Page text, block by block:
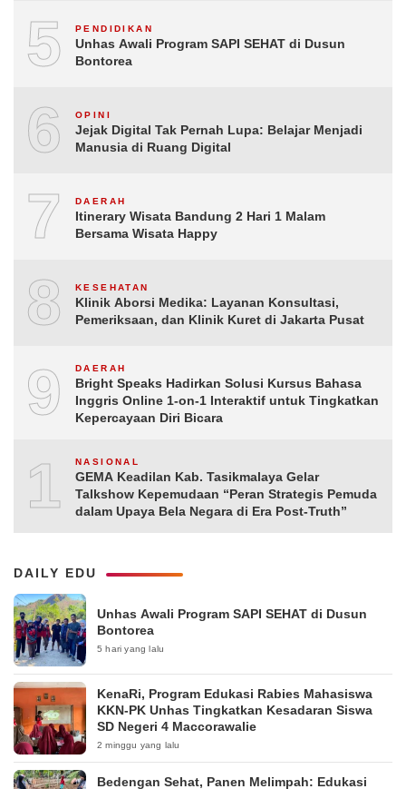
5 PENDIDIKAN
Unhas Awali Program SAPI SEHAT di Dusun
Bontorea
6 OPINI
Jejak Digital Tak Pernah Lupa: Belajar Menjadi
Manusia di Ruang Digital
7 DAERAH
Itinerary Wisata Bandung 2 Hari 1 Malam
Bersama Wisata Happy
8 KESEHATAN
Klinik Aborsi Medika: Layanan Konsultasi,
Pemeriksaan, dan Klinik Kuret di Jakarta Pusat
9 DAERAH
Bright Speaks Hadirkan Solusi Kursus Bahasa
Inggris Online 1-on-1 Interaktif untuk Tingkatkan
Kepercayaan Diri Bicara
10NASIONAL
GEMA Keadilan Kab. Tasikmalaya Gelar
Talkshow Kepemudaan “Peran Strategis Pemuda
dalam Upaya Bela Negara di Era Post-Truth”
DAILY EDU
Unhas Awali Program SAPI SEHAT di Dusun
Bontorea
5 hari yang lalu
KenaRi, Program Edukasi Rabies Mahasiswa
KKN-PK Unhas Tingkatkan Kesadaran Siswa
SD Negeri 4 Maccorawalie
2 minggu yang lalu
Bedengan Sehat, Panen Melimpah: Edukasi